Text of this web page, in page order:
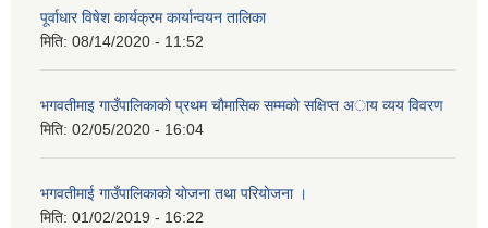
पूर्वाधार विषेश कार्यक्रम कार्यान्वयन तालिका
मिति: 08/14/2020 - 11:52
भगवतीमाइ गाउँपालिकाकाे प्रथम चाैमासिक सम्मकाे सक्षिप्त अाय व्यय विवरण
मिति: 02/05/2020 - 16:04
भगवतीमाई गाउँपालिकाको याेजना तथा परियाेजना ।
मिति: 01/02/2019 - 16:22